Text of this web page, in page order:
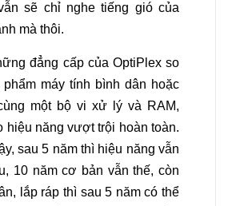
sẽ chỉ nghe tiếng gió của
mà thôi.
đẳng cấp của OptiPlex so
máy tính bình dân hoặc
một bộ vi xử lý và RAM,
hiệu năng vượt trội hoàn toàn.
sau 5 năm thì hiệu năng vẫn
10 năm cơ bản vẫn thế, còn
lắp ráp thì sau 5 năm có thể